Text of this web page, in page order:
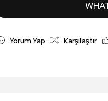
Yorum Yap Karşılaştır